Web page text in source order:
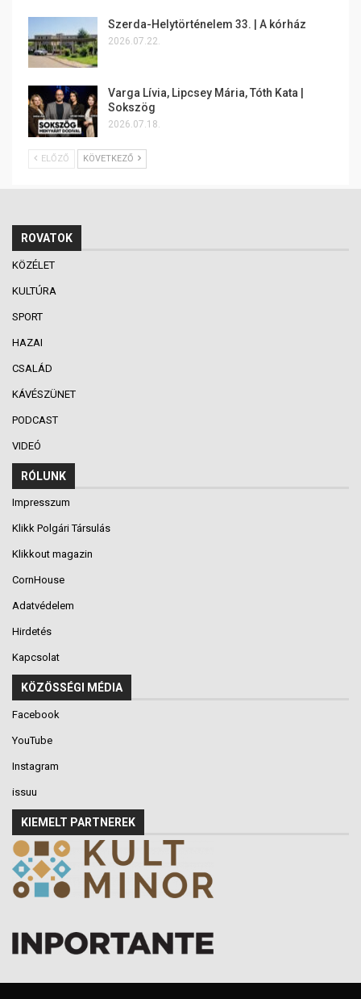
Szerda-Helytörténelem 33. | A kórház
2026.07.22.
Varga Lívia, Lipcsey Mária, Tóth Kata |
Sokszög
2026.07.18.
ELŐZŐ KÖVETKEZŐ
ROVATOK
KÖZÉLET
KULTÚRA
SPORT
HAZAI
CSALÁD
KÁVÉSZÜNET
PODCAST
VIDEÓ
RÓLUNK
Impresszum
Klikk Polgári Társulás
Klikkout magazin
CornHouse
Adatvédelem
Hirdetés
Kapcsolat
KÖZÖSSÉGI MÉDIA
Facebook
YouTube
Instagram
issuu
KIEMELT PARTNEREK